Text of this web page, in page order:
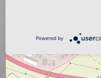
Powered by